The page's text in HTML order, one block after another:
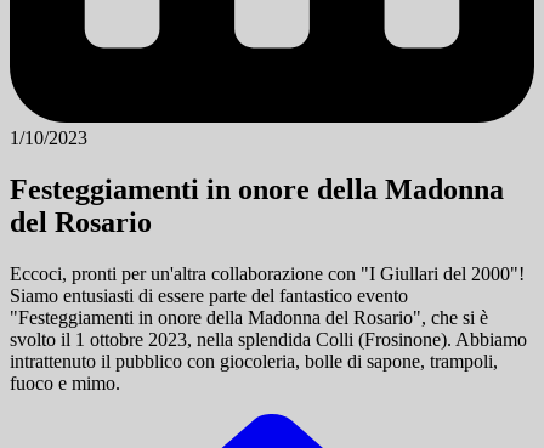
1/10/2023
Festeggiamenti in onore della Madonna
del Rosario
Eccoci, pronti per un'altra collaborazione con "I Giullari del 2000"!
Siamo entusiasti di essere parte del fantastico evento
"Festeggiamenti in onore della Madonna del Rosario", che si è
svolto il 1 ottobre 2023, nella splendida Colli (Frosinone). Abbiamo
intrattenuto il pubblico con giocoleria, bolle di sapone, trampoli,
fuoco e mimo.